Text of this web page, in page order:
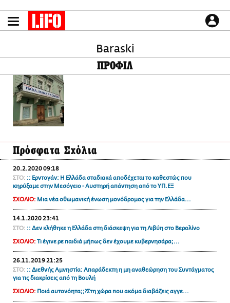
το
περιεχόμενο
LIFO SHOP
NEWSLETTER
ΜΙΚΡΟΠΡΑΓΜΑΤΑ
THE GOOD LIFO
LIFOLAND
CITY GUIDE
ΑΜΠΑ
PRINT
CULTURE
ΤΡΟΠΟΣ ΖΩΗΣ
PODCASTS
Plus
Baraski
ΠΡΟΦΙΛ
Πρόσφατα Σχόλια
20.2.2020 09:18
ΣΤΟ: :: Ερντογάν: Η Ελλάδα σταδιακά αποδέχεται το καθεστώς που
κηρύξαμε στην Μεσόγειο - Αυστηρή απάντηση από το ΥΠ.ΕΞ
ΣΧΟΛΙΟ: Μια νέα οθωμανική ένωση μονόδρομος για την Ελλάδα...
14.1.2020 23:41
ΣΤΟ: :: Δεν κλήθηκε η Ελλάδα στη διάσκεψη για τη Λιβύη στο Βερολίνο
ΣΧΟΛΙΟ: Τι έγινε ρε παιδιά μήπως δεν έχουμε κυβερνησάρα;...
26.11.2019 21:25
ΣΤΟ: :: Διεθνής Αμνηστία: Απαράδεκτη η μη αναθεώρηση του Συντάγματος
για τις διακρίσεις από τη Βουλή
ΣΧΟΛΙΟ: Ποιά αυτονόητα;;?Στη χώρα που ακόμα διαβάζεις αγγε...